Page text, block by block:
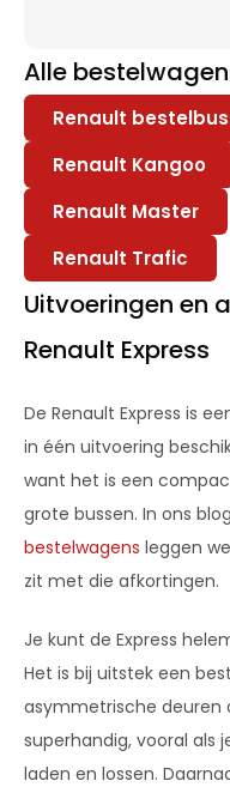
Alle
Renault
Renault Kangoo
Renault Master
Renault Trafic
Uitvoeringen en
Renault Express
De Renault Express is
in één uitvoering
want het is een
grote bussen. In ons
bestelwagens leggen
zit met die afkortingen.
Je kunt de Express
Het is bij uitstek een
asymmetrische deuren
superhandig, vooral als
laden en lossen.